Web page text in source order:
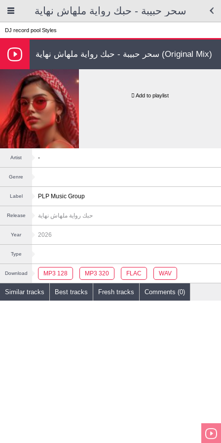
سحر حبيبة - حبك رواية ملهاش نهاية
DJ record pool Styles
سحر حبيبة - حبك رواية ملهاش نهاية (Original Mix)
Add to playlist
Artist -
Genre
Label PLP Music Group
Release حبك رواية ملهاش نهاية
Year 2026
Type
Download MP3 128 MP3 320 FLAC WAV
Similar tracks Best tracks Fresh tracks Comments (0)